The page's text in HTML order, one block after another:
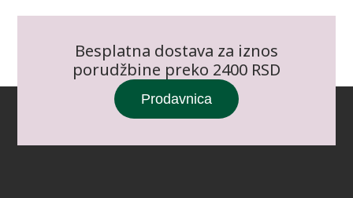
Prodavnica
Besplatna dostava za iznos
porudžbine preko 2400 RSD